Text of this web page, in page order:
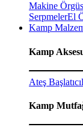
Makine
SerpmelerEl
Kamp
Kamp
Ateş
Kamp